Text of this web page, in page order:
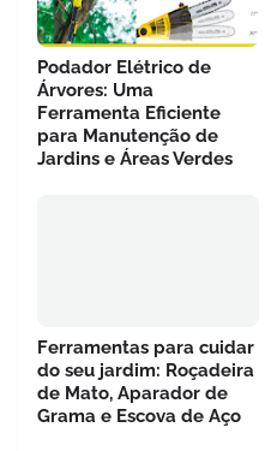
Podador Elétrico de
Árvores: Uma
Ferramenta Eficiente
para Manutenção de
Jardins e Áreas Verdes
Ferramentas para cuidar
do seu jardim: Roçadeira
de Mato, Aparador de
Grama e Escova de Aço